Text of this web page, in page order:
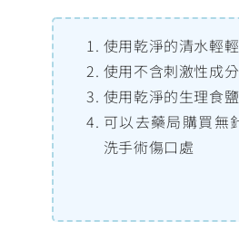
使用乾淨的清水輕
使用不含刺激性成
使用乾淨的生理食
可以去藥局購買無
洗手術傷口處